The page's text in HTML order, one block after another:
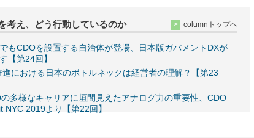
え、どう行動しているのか
もCDOを設置する自治体が登場、日本版ガバメントDXが
【第24回】
進における日本のボトルネックは経営者の理解？【第23
多様なキャリアに垣間見えたアナログ力の重要性、CDO
NYC 2019より【第22回】
columnトップへ